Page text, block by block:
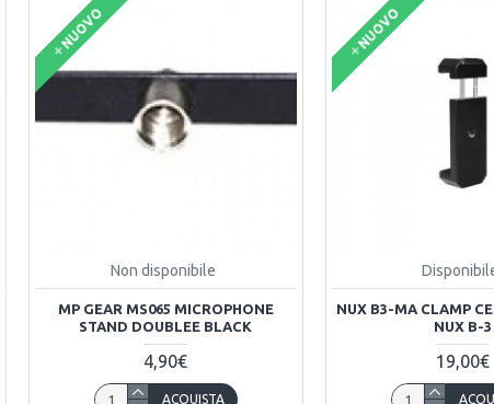
NUOVO
Non disponibile
MP GEAR MS065 MICROPHONE
STAND DOUBLEE BLACK
4,90€
ACQUISTA
NUOVO
NUX B3-MA CLAMP
NUX B-3
19,00€